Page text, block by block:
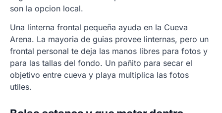
son la opcion local.
Una linterna frontal pequeña ayuda en la Cueva
Arena. La mayoria de guias provee linternas, pero un
frontal personal te deja las manos libres para fotos y
para las tallas del fondo. Un pañito para secar el
objetivo entre cueva y playa multiplica las fotos
utiles.